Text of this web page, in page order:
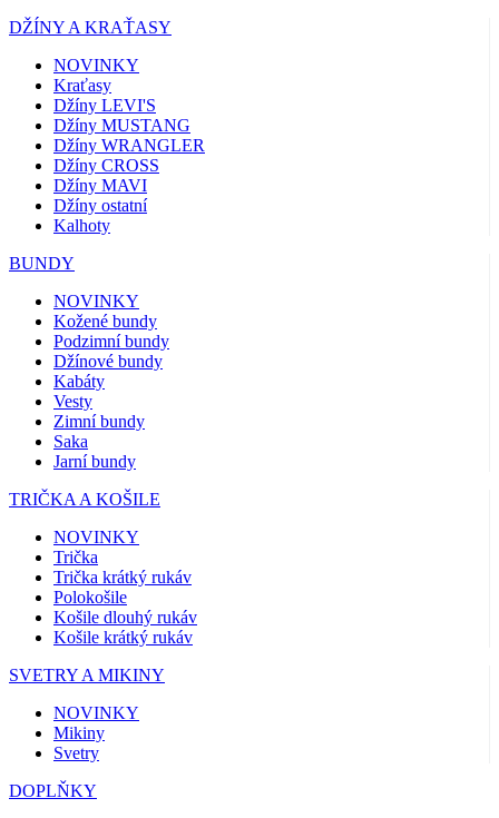
DŽÍNY A KRAŤASY
NOVINKY
Kraťasy
Džíny LEVI'S
Džíny MUSTANG
Džíny WRANGLER
Džíny CROSS
Džíny MAVI
Džíny ostatní
Kalhoty
BUNDY
NOVINKY
Kožené bundy
Podzimní bundy
Džínové bundy
Kabáty
Vesty
Zimní bundy
Saka
Jarní bundy
TRIČKA A KOŠILE
NOVINKY
Trička
Trička krátký rukáv
Polokošile
Košile dlouhý rukáv
Košile krátký rukáv
SVETRY A MIKINY
NOVINKY
Mikiny
Svetry
DOPLŇKY